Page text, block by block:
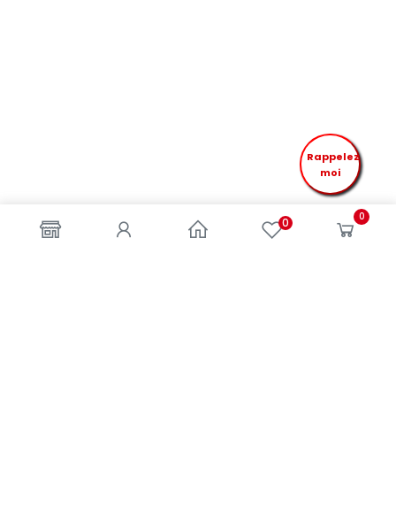
0 0
Rappelez
moi